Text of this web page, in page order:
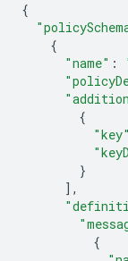
{
{
"name" :
{
"key"
}
],
{